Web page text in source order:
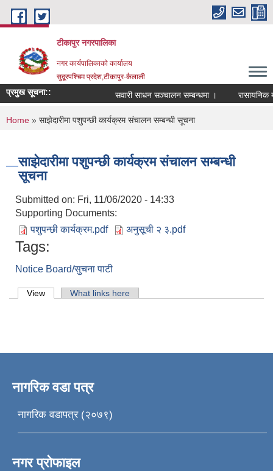
Skip to main content
टीकापुर नगरपालिका
नगर कार्यपालिकाको कार्यालय
सुदूरपश्चिम प्रदेश,टीकापुर-कैलाली
प्रमुख सूचना:: सवारी साधन सञ्चालन सम्बन्धमा । रासायनिक
You are here
Home » साझेदारीमा पशुपन्छी कार्यक्रम संचालन सम्बन्धी सूचना
साझेदारीमा पशुपन्छी कार्यक्रम संचालन सम्बन्धी
सूचना
Submitted on: Fri, 11/06/2020 - 14:33
Supporting Documents:
पशुपन्छी कार्यक्रम.pdf
अनुसूची २ ३.pdf
Tags:
Notice Board/सुचना पाटी
Primary tabs
View (active tab)What links here
नागरिक वडा पत्र
नागरिक वडापत्र (२०७९)
नगर प्रोफाइल